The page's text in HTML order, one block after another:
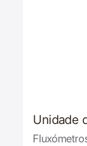
Unidade